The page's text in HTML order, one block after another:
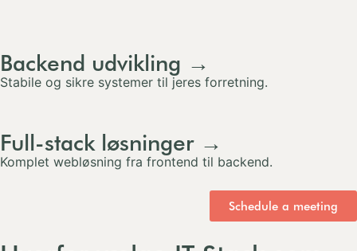
Backend udvikling →
Stabile og sikre systemer til jeres forretning.
Full-stack løsninger →
Komplet webløsning fra frontend til backend.
Schedule a meeting